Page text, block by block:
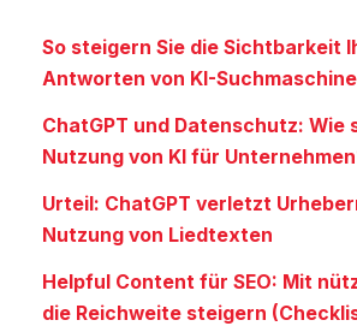
So steigern Sie die Sichtbarkeit
Antworten von KI-
ChatGPT und Datenschutz: Wie
Nutzung von KI für
Urteil: ChatGPT verletzt
Nutzung von Liedtexten
Helpful Content für SEO: Mit
die Reichweite steigern